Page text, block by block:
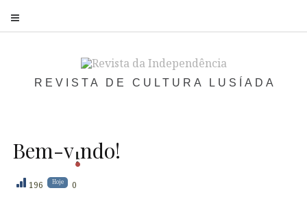
REVISTA DE CULTURA LUSÍADA
Bem-vindo!
196 Hoje 0